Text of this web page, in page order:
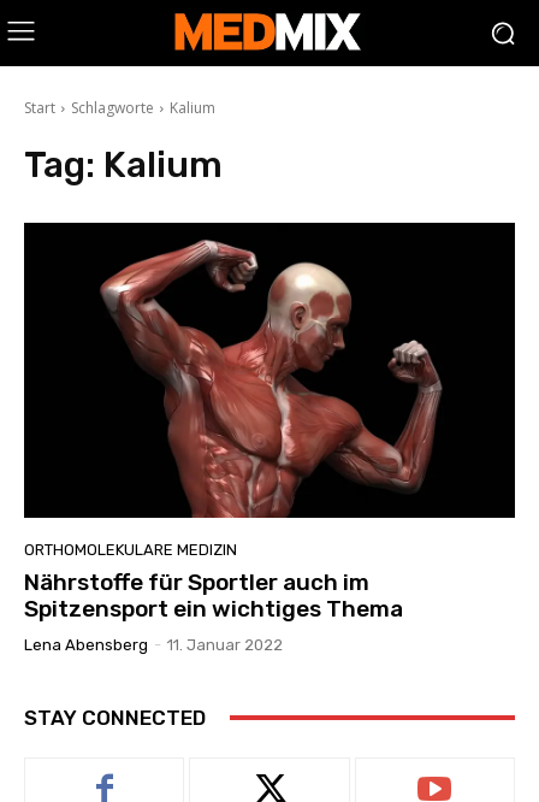
Start Schlagworte Kalium
Tag: Kalium
ORTHOMOLEKULARE MEDIZIN
Nährstoffe für Sportler auch im
Spitzensport ein wichtiges Thema
Lena Abensberg - 11. Januar 2022
STAY CONNECTED